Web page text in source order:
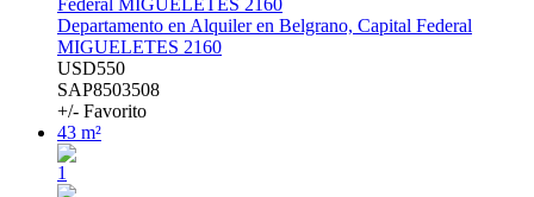
Departamento en Alquiler en Belgrano, Capital Federal
MIGUELETES 2160
USD550
SAP8503508
+/- Favorito
43 m²
1